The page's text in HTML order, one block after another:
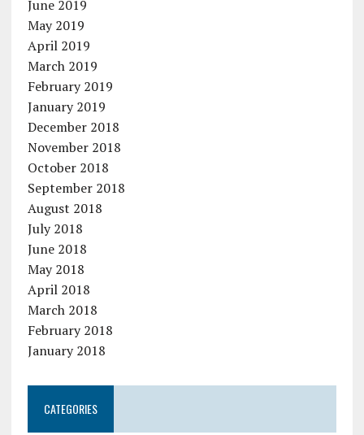
June 2019
May 2019
April 2019
March 2019
February 2019
January 2019
December 2018
November 2018
October 2018
September 2018
August 2018
July 2018
June 2018
May 2018
April 2018
March 2018
February 2018
January 2018
CATEGORIES